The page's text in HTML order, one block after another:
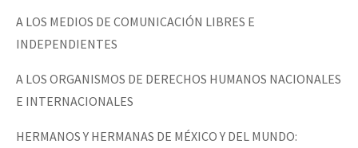
Audio
Se o México sabe, que o mundo saiba! Nossas lutas pela
[25 abr – CDMX] Tokín por el CNI: 30 años de Resistencia y
A LOS MEDIOS DE COMUNICACIÓN LIBRES E
INDEPENDIENTES
A LOS ORGANISMOS DE DERECHOS HUMANOS NACIONALES
E INTERNACIONALES
HERMANOS Y HERMANAS DE MÉXICO Y DEL MUNDO: